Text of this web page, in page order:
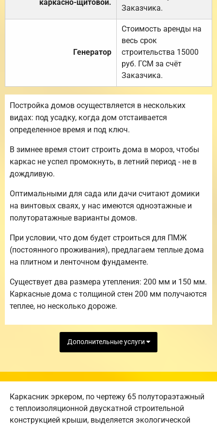
каркасно-щитовой.
Заказчика.
Генератор
Стоимость аренды на
весь срок
строительства 15000
руб. ГСМ за счёт
Заказчика.
Постройка домов осуществляется в нескольких
видах: под усадку, когда дом отстаивается
определенное время и под ключ.
В зимнее время стоит строить дома в мороз, чтобы
каркас не успел промокнуть, в летний период - не в
дождливую.
Оптимальными для сада или дачи считают домики
на винтовых сваях, у нас имеются одноэтажные и
полуторатажные варианты домов.
При условии, что дом будет строиться для ПМЖ
(постоянного проживания), предлагаем теплые дома
на плитном и ленточном фундаменте.
Существует два размера утепления: 200 мм и 150 мм.
Каркасные дома с толщиной стен 200 мм получаются
теплее, но несколько дороже.
Дополнительные услуги
Каркасник эркером, по чертежу 65 полутораэтажный
с теплоизоляционной двускатной строительной
конструкцией крыши, выделяется экологической